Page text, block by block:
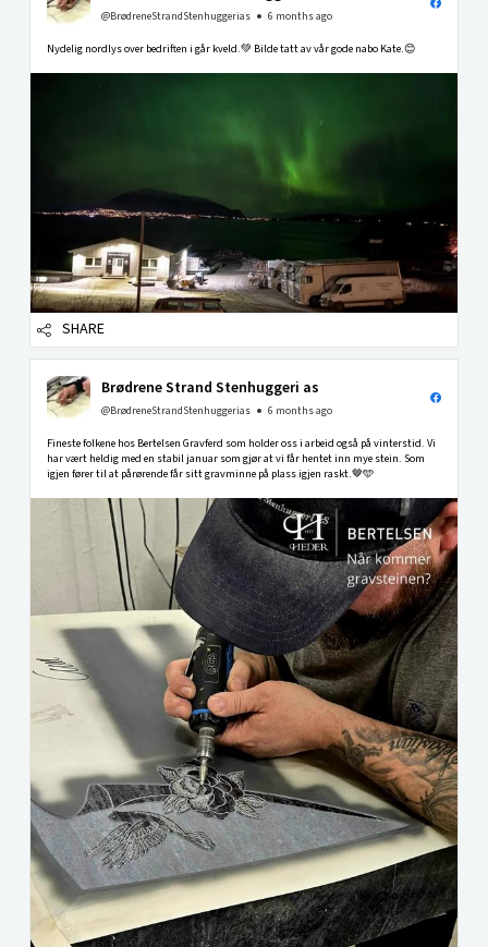
@BrødreneStrandStenhuggerias 6 months ago
Nydelig nordlys over bedriften i går kveld.💚 Bilde tatt av vår gode nabo Kate.😊
SHARE
Brødrene Strand Stenhuggeri as
@BrødreneStrandStenhuggerias 6 months ago
Fineste folkene hos Bertelsen Gravferd som holder oss i arbeid også på vinterstid. Vi
har vært heldig med en stabil januar som gjør at vi får hentet inn mye stein. Som
igjen fører til at pårørende får sitt gravminne på plass igjen raskt.🤎🩵